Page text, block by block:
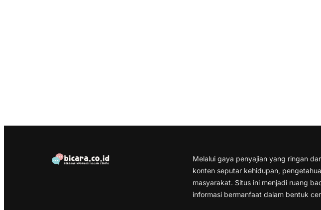
Melalui gaya penyajian yang ringan
konten seputar kehidupan,
masyarakat. Situs ini menjadi ruang
informasi bermanfaat dalam bentuk